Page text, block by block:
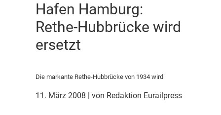
Hafen Hamburg:
Rethe-Hubbrücke wird
ersetzt
Die markante Rethe-Hubbrücke von 1934 wird
11. März 2008 | von Redaktion Eurailpress